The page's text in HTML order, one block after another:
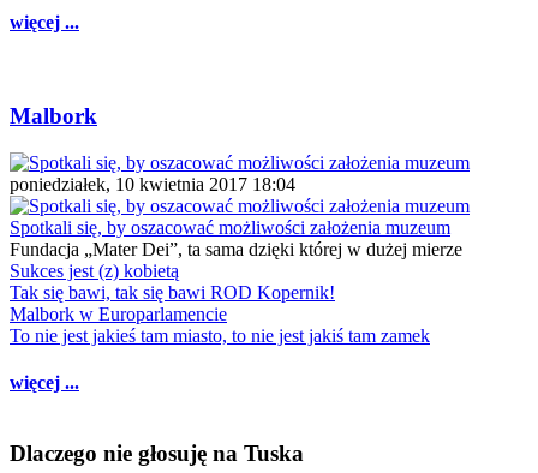
więcej ...
Malbork
poniedziałek, 10 kwietnia 2017 18:04
Spotkali się, by oszacować możliwości założenia muzeum
Fundacja „Mater Dei”, ta sama dzięki której w dużej mierze
Sukces jest (z) kobietą
Tak się bawi, tak się bawi ROD Kopernik!
Malbork w Europarlamencie
To nie jest jakieś tam miasto, to nie jest jakiś tam zamek
więcej ...
Dlaczego nie głosuję na Tuska